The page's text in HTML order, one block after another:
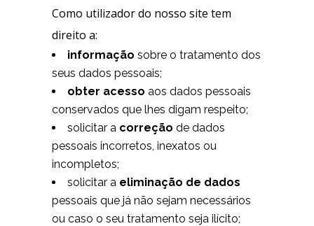
Como utilizador do nosso site tem
direito a:
informação sobre o tratamento dos
seus dados pessoais;
obter acesso aos dados pessoais
conservados que lhes digam respeito;
solicitar a correção de dados
pessoais incorretos, inexatos ou
incompletos;
solicitar a eliminação de dados
pessoais que já não sejam necessários
ou caso o seu tratamento seja ilícito;